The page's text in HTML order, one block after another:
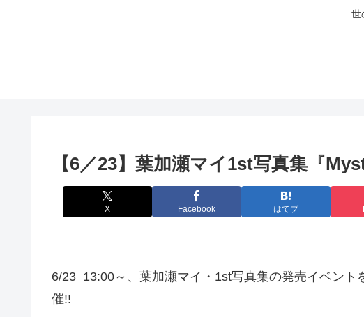
世
【6／23】葉加瀬マイ1st写真集『
X Facebook はてブ
6/23 13:00～、葉加瀬マイ・1st写真集の発売イベント
催!!